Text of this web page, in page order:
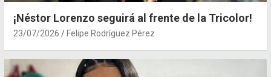
¡Néstor Lorenzo seguirá al frente de la Tricolor!
23/07/2026 Felipe Rodríguez Pérez